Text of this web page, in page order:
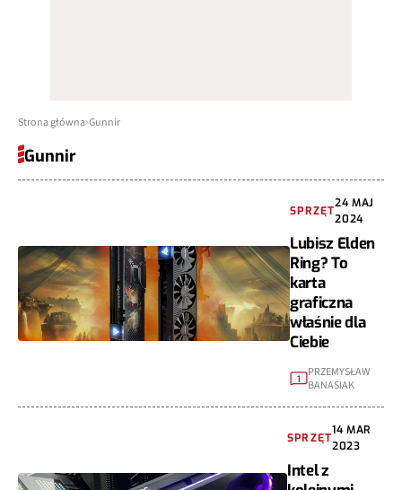
Strona główna Gunnir
Gunnir
SPRZĘT
24 MAJ
2024
Lubisz Elden
Ring? To
karta
graficzna
właśnie dla
Ciebie
1
PRZEMYSŁAW
BANASIAK
SPRZĘT
14 MAR
2023
Intel z